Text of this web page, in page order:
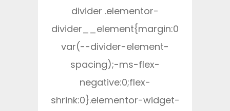
divider .elementor-
divider__element{margin:0
var(--divider-element-
spacing);-ms-flex-
negative:0;flex-
shrink:0}.elementor-widget-